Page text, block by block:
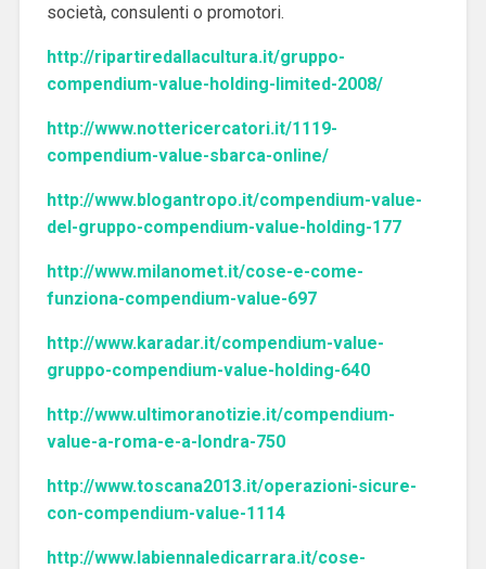
società, consulenti o promotori.
http://ripartiredallacultura.it/gruppo-
compendium-value-holding-limited-2008/
http://www.nottericercatori.it/1119-
compendium-value-sbarca-online/
http://www.blogantropo.it/compendium-value-
del-gruppo-compendium-value-holding-177
http://www.milanomet.it/cose-e-come-
funziona-compendium-value-697
http://www.karadar.it/compendium-value-
gruppo-compendium-value-holding-640
http://www.ultimoranotizie.it/compendium-
value-a-roma-e-a-londra-750
http://www.toscana2013.it/operazioni-sicure-
con-compendium-value-1114
http://www.labiennaledicarrara.it/cose-